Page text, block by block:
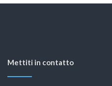
Mettiti in contatto